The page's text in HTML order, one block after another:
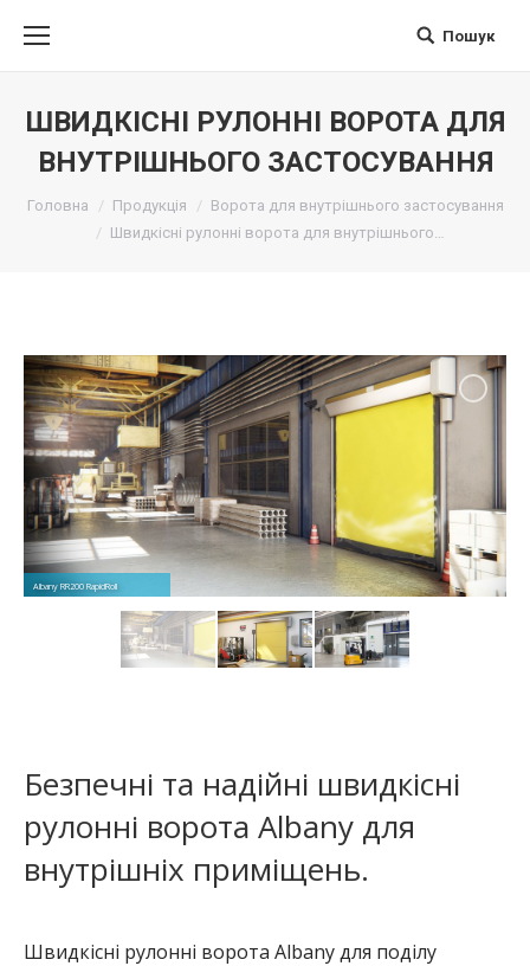
ПоискПошук
ШВИДКІСНІ РУЛОННІ ВОРОТА ДЛЯ
ВНУТРІШНЬОГО ЗАСТОСУВАННЯ
Вы здесь:
Головна Продукція
Ворота для внутрішнього застосування
Швидкісні рулонні ворота для внутрішнього…
Albany RR200 RapidRoll
Безпечні та надійні швидкісні
рулонні ворота Albany для
внутрішніх приміщень.
Швидкісні рулонні ворота Albany для поділу